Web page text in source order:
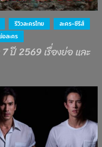
รีวิวละครไทย
ละคร-ซีรีส์
อละคร
ปี 2569 เรื่องย่อ และ